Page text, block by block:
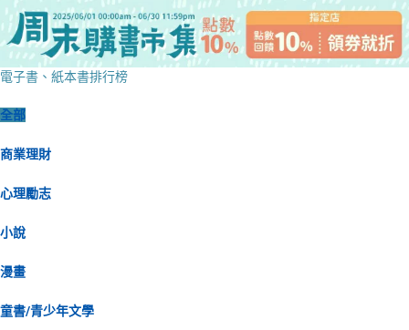
電子書、紙本書排行榜
全部
商業理財
心理勵志
小說
漫畫
童書/青少年文學